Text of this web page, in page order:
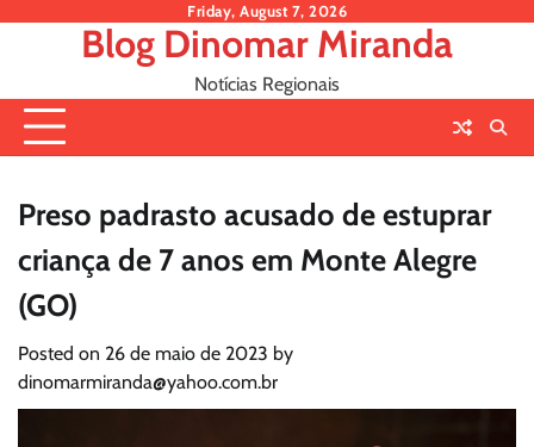
Friday, August 7, 2026
Blog Dinomar Miranda
Notícias Regionais
Preso padrasto acusado de estuprar
criança de 7 anos em Monte Alegre
(GO)
Posted on 26 de maio de 2023 by
dinomarmiranda@yahoo.com.br